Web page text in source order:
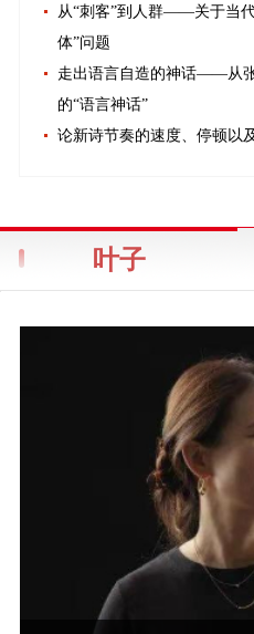
从“刺客”到人群——关于当
体”问题
走出语言自造的神话——从
的“语言神话”
论新诗节奏的速度、停顿以
叶子